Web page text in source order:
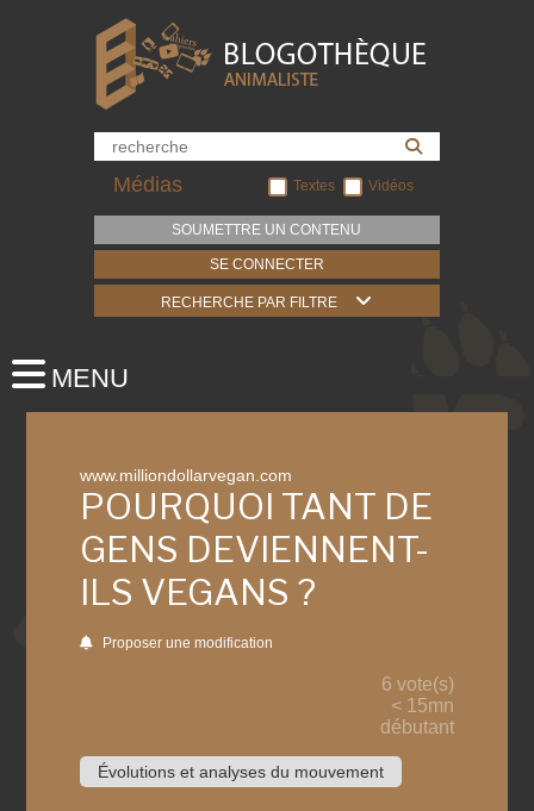
Médias Textes Vidéos
SOUMETTRE UN CONTENU
SE CONNECTER
RECHERCHE PAR FILTRE
www.milliondollarvegan.com
POURQUOI TANT DE
GENS DEVIENNENT-
ILS VEGANS ?
Proposer une modification
6 vote(s)
< 15mn
débutant
Évolutions et analyses du mouvement